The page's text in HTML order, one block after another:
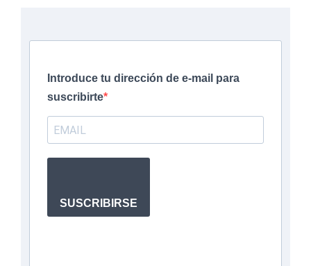
Introduce tu dirección de e-mail para
suscribirte
SUSCRIBIRSE